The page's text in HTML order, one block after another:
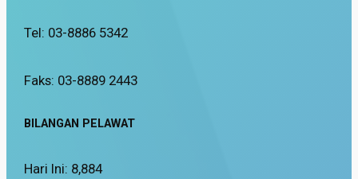
Tel: 03-8886 5342
Faks: 03-8889 2443
BILANGAN PELAWAT
Hari Ini: 8,884